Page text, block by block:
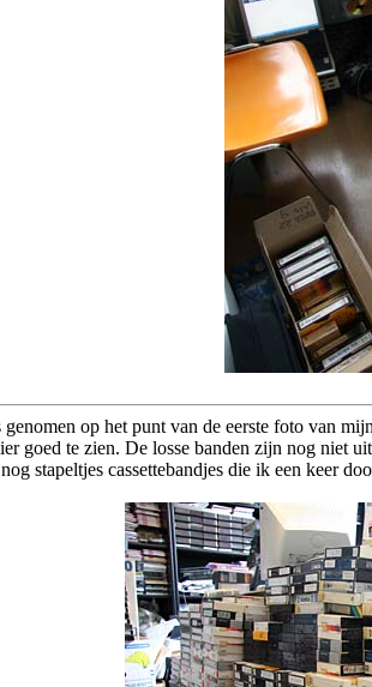
op het punt van de eerste foto van
goed te zien. De losse banden zijn nog niet
stapeltjes cassettebandjes die ik een keer